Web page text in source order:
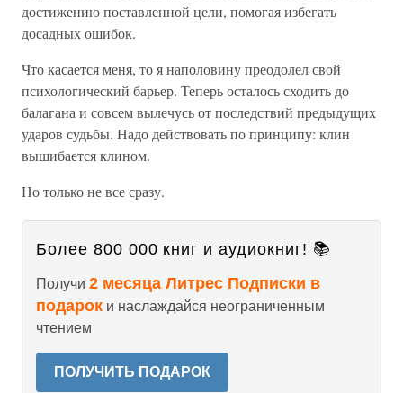
достижению поставленной цели, помогая избегать
досадных ошибок.
Что касается меня, то я наполовину преодолел свой
психологический барьер. Теперь осталось сходить до
балагана и совсем вылечусь от последствий предыдущих
ударов судьбы. Надо действовать по принципу: клин
вышибается клином.
Но только не все сразу.
Более 800 000 книг и аудиокниг! 📚
Получи 2 месяца Литрес Подписки в
подарок и наслаждайся неограниченным
чтением
ПОЛУЧИТЬ ПОДАРОК